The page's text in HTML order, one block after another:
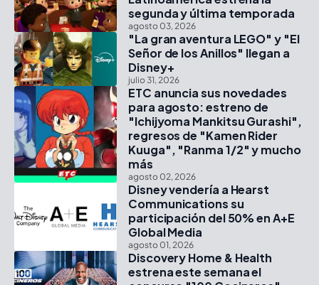
segunda y última temporada
agosto 03, 2026
"La gran aventura LEGO" y "El
Señor de los Anillos" llegan a
Disney+
julio 31, 2026
ETC anuncia sus novedades
para agosto: estreno de
"Ichijyoma Mankitsu Gurashi",
regresos de "Kamen Rider
Kuuga", "Ranma 1/2" y mucho
más
agosto 02, 2026
Disney vendería a Hearst
Communications su
participación del 50% en A+E
Global Media
agosto 01, 2026
Discovery Home & Health
estrena este semana el